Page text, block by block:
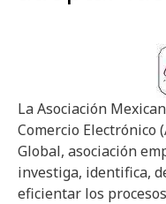
La Asociación
Comercio Electrónico
Global, asociación
investiga, identifica,
eficientar los